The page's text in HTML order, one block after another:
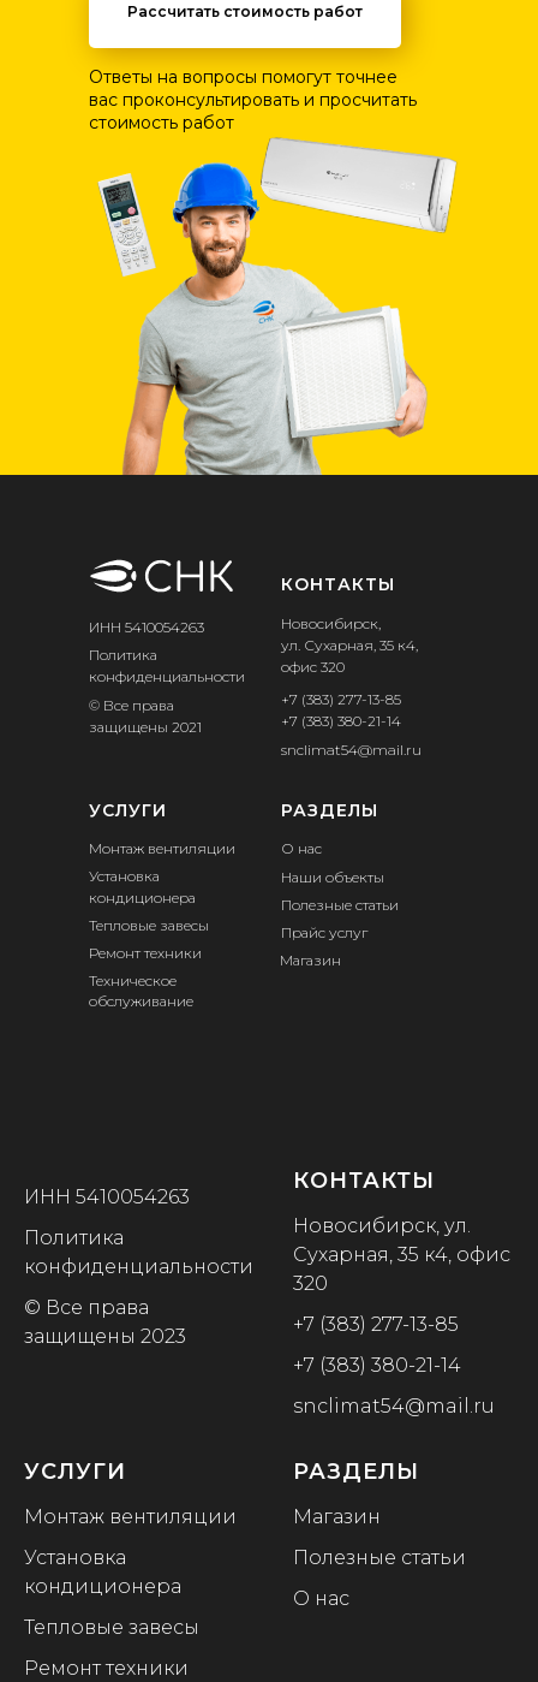
Рассчитать стоимость работ
Ответы на вопросы помогут точнее
вас проконсультировать и просчитать
стоимость работ
КОНТАКТЫ
Новосибирск,
ул. Сухарная, 35 к4,
офис 320
+7 (383) 277-13-85
+7 (383) 380-21-14
snclimat54@mail.ru
УСЛУГИ
Монтаж вентиляции
Установка
кондиционера
Тепловые завесы
Ремонт техники
Техническое
обслуживание
РАЗДЕЛЫ
О нас
Наши объекты
Полезные статьи
ИНН 5410054263
© Все права
защищены 2021
Политика
конфиденциальности
Прайс услуг
Магазин
ИНН 5410054263
Политика
конфиденциальности
© Все права
защищены 2023
КОНТАКТЫ
Новосибирск, ул.
Сухарная, 35 к4, офис
320
+7 (383) 277-13-85
+7 (383) 380-21-14
snclimat54@mail.ru
УСЛУГИ
Монтаж вентиляции
Установка
кондиционера
Тепловые завесы
Ремонт техники
РАЗДЕЛЫ
Магазин
Полезные статьи
О нас